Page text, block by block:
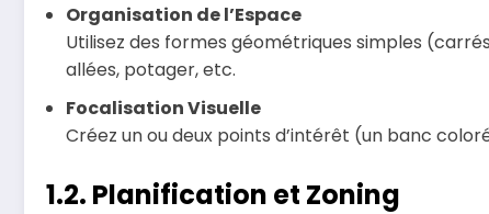
Organisation de l’Espace
Utilisez des formes géométriques simples
allées, potager, etc.
Focalisation Visuelle
Créez un ou deux points d’intérêt (un banc
1.2. Planification et Zoning